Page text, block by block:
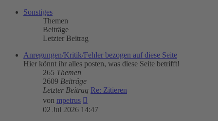
Sonstiges
Themen
Beiträge
Letzter Beitrag
Anregungen/Kritik/Fehler bezogen auf diese Seite
Hier könnt ihr alles posten, was diese Seite betrifft!
265 Themen
2609 Beiträge
Letzter Beitrag Re: Zitieren
von mpetrus
Beitrag
02 Jul 2026 14:47